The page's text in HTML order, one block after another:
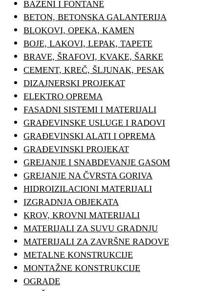
BAZENI I FONTANE
BETON, BETONSKA GALANTERIJA
BLOKOVI, OPEKA, KAMEN
BOJE, LAKOVI, LEPAK, TAPETE
BRAVE, ŠRAFOVI, KVAKE, ŠARKE
CEMENT, KREČ, ŠLJUNAK, PESAK
DIZAJNERSKI PROJEKAT
ELEKTRO OPREMA
FASADNI SISTEMI I MATERIJALI
GRAĐEVINSKE USLUGE I RADOVI
GRAĐEVINSKI ALATI I OPREMA
GRAĐEVINSKI PROJEKAT
GREJANJE I SNABDEVANJE GASOM
GREJANJE NA ČVRSTA GORIVA
HIDROIZILACIONI MATERIJALI
IZGRADNJA OBJEKATA
KROV, KROVNI MATERIJALI
MATERIJALI ZA SUVU GRADNJU
MATERIJALI ZA ZAVRŠNE RADOVE
METALNE KONSTRUKCIJE
MONTAŽNE KONSTRUKCIJE
OGRADE